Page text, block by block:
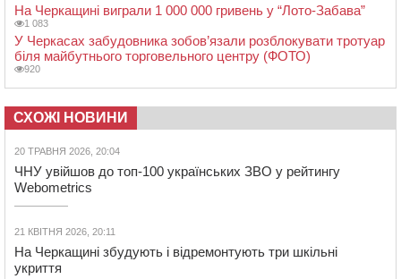
На Черкащині виграли 1 000 000 гривень у “Лото-Забава”
1 083
У Черкасах забудовника зобов’язали розблокувати тротуар
біля майбутнього торговельного центру (ФОТО)
920
СХОЖІ НОВИНИ
20 ТРАВНЯ 2026, 20:04
ЧНУ увійшов до топ-100 українських ЗВО у рейтингу
Webometrics
21 КВІТНЯ 2026, 20:11
На Черкащині збудують і відремонтують три шкільні
укриття